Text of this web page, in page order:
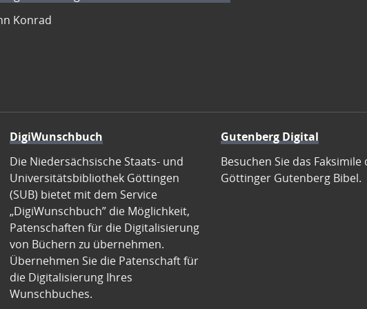
Konrad
DigiWunschbuch
Die Niedersächsische Staats- und
Universitätsbibliothek Göttingen
(SUB) bietet mit dem Service
„DigiWunschbuch” die Möglichkeit,
Patenschaften für die Digitalisierung
von Büchern zu übernehmen.
Übernehmen Sie die Patenschaft für
die Digitalisierung Ihres
Wunschbuches.
Gutenberg Digital
Besuchen Sie das Faksimile
Göttinger Gutenberg Bibel.